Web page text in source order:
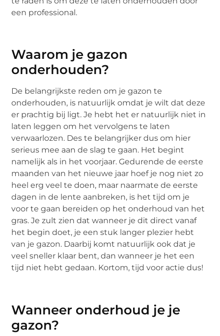
een professional.
Waarom je gazon
onderhouden?
De belangrijkste reden om je gazon te
onderhouden, is natuurlijk omdat je wilt dat deze
er prachtig bij ligt. Je hebt het er natuurlijk niet in
laten leggen om het vervolgens te laten
verwaarlozen. Des te belangrijker dus om hier
serieus mee aan de slag te gaan. Het begint
namelijk als in het voorjaar. Gedurende de eerste
maanden van het nieuwe jaar hoef je nog niet zo
heel erg veel te doen, maar naarmate de eerste
dagen in de lente aanbreken, is het tijd om je
voor te gaan bereiden op het onderhoud van het
gras. Je zult zien dat wanneer je dit direct vanaf
het begin doet, je een stuk langer plezier hebt
van je gazon. Daarbij komt natuurlijk ook dat je
veel sneller klaar bent, dan wanneer je het een
tijd niet hebt gedaan. Kortom, tijd voor actie dus!
Wanneer onderhoud je je
gazon?